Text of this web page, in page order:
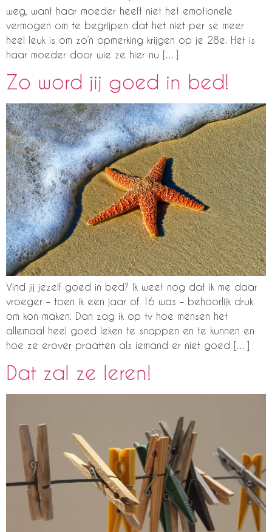
weg, want haar moeder heeft niet het emotionele
vermogen om te begrijpen dat het niet per se meer
heel leuk is om zo’n opmerking krijgen op je 28e. Het is
haar moeder door wie ze hier nu […]
Zo word jij goed in bed!
Vind jij jezelf goed in bed? Ik weet nog dat ik me daar
vroeger – toen ik een jaar of 16 was – behoorlijk druk
om kon maken. Dan zag ik op tv hoe mensen het
allemaal heel goed leken te snappen en te kunnen en
hoe ze erover praatten als iemand er niet goed […]
Dat zal ze leren!